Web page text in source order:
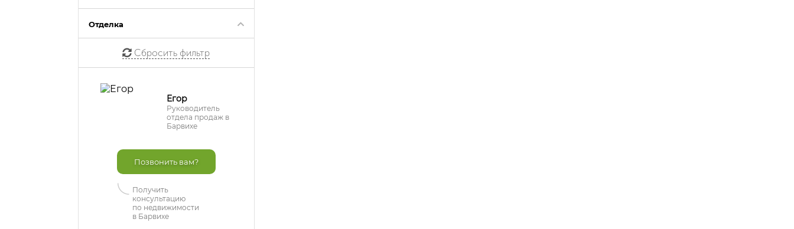
Отделка
Сбросить фильтр
Егор
Руководитель
отдела продаж в
Барвихе
Позвонить вам?
Получить
консультацию
по недвижимости
в Барвихе